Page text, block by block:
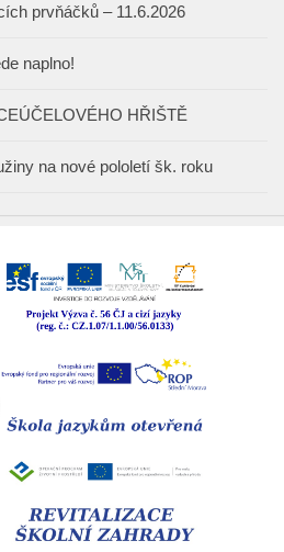
prvňáčků – 11.6.2026
naplno!
HŘIŠTĚ
na nové pololetí šk. roku